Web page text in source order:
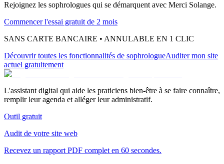
Rejoignez les sophrologues qui se démarquent avec Merci Solange.
Commencer l'essai gratuit de 2 mois
SANS CARTE BANCAIRE • ANNULABLE EN 1 CLIC
Découvrir toutes les fonctionnalités de sophrologueAuditer mon site
actuel gratuitement
L'assistant digital qui aide les praticiens bien-être à se faire connaître,
remplir leur agenda et alléger leur administratif.
Outil gratuit
Audit de votre site web
Recevez un rapport PDF complet en 60 secondes.